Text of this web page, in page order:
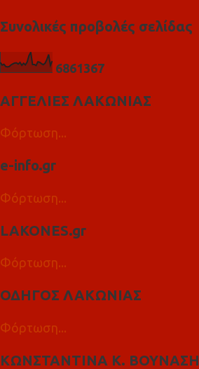
Συνολικές προβολές σελίδας
6861367
ΑΓΓΕΛΙΕΣ ΛΑΚΩΝΙΑΣ
Φόρτωση...
e-info.gr
Φόρτωση...
LAKONES.gr
Φόρτωση...
ΟΔΗΓΟΣ ΛΑΚΩΝΙΑΣ
Φόρτωση...
ΚΩΝΣΤΑΝΤΙΝΑ Κ. ΒΟΥΝΑΣΗ